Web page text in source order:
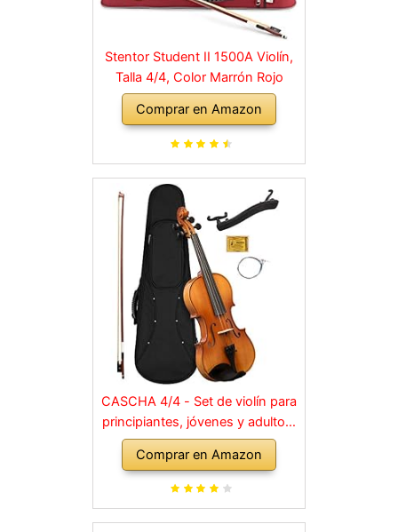
Stentor Student II 1500A Violín,
Talla 4/4, Color Marrón Rojo
Comprar en Amazon
CASCHA 4/4 - Set de violín para
principiantes, jóvenes y adultos,
violín macizo con arco, colofonia,
cuerdas de repuesto, soporte
para hombro, maletín, abeto
Comprar en Amazon